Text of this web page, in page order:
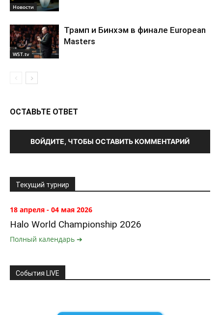
Новости
WST.tv
Трамп и Бинхэм в финале European
Masters
ОСТАВЬТЕ ОТВЕТ
ВОЙДИТЕ, ЧТОБЫ ОСТАВИТЬ КОММЕНТАРИЙ
Текущий турнир
18 апреля - 04 мая 2026
Halo World Championship 2026
Полный календарь ➔
События LIVE